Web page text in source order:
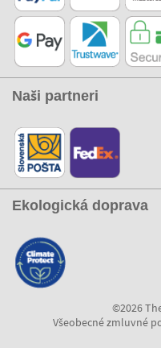
Naši partneri
Ekologická doprava
©2026
Všeobecné zmluvné